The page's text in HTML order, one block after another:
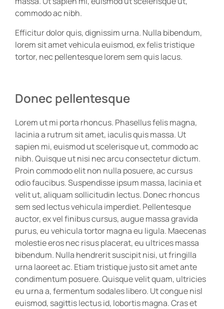
commodo ac nibh.
Efficitur dolor quis, dignissim urna. Nulla bibendum,
lorem sit amet vehicula euismod, ex felis tristique
tortor, nec pellentesque lorem sem quis lacus.
Donec pellentesque
Lorem ut mi porta rhoncus. Phasellus felis magna,
lacinia a rutrum sit amet, iaculis quis massa. Ut
sapien mi, euismod ut scelerisque ut, commodo ac
nibh. Quisque ut nisi nec arcu consectetur dictum.
Proin commodo elit non nulla posuere, ac cursus
odio faucibus. Suspendisse ipsum massa, lacinia et
velit ut, aliquam sollicitudin lectus. Donec rhoncus
sem sed lectus vehicula imperdiet. Pellentesque
auctor, ex vel finibus cursus, augue massa gravida
purus, eu vehicula tortor magna eu ligula. Maecenas
molestie eros nec risus placerat, eu ultrices massa
bibendum. Nulla hendrerit suscipit nisi, ut fringilla
urna laoreet ac. Etiam tristique justo sit amet ante
condimentum posuere. Quisque velit quam, ultricies
eu urna a, fermentum sodales libero. Ut congue nisl
euismod, sagittis lectus id, lobortis magna. Cras et